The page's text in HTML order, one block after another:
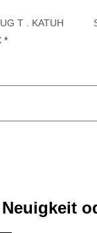
T . KATUH
*